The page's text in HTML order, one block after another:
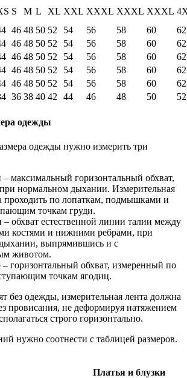
S M L XL XXL XXXL XXXL XXXL
46 48 50 52 54 56 58 60
62
46 48 50 52 54 56 58 60
62
46 48 50 52 54 56 58 60
62
46 48 50 52 54 56 58 60
62
46 48 50 52 54 56 58 60
62
36 38 40 42 44 46 48 50 52
одежды
одежды нужно измерить три
– максимальный горизонтальный обхват,
нормальном дыхании. Измерительная
проходить по лопаткам, подмышками и
точкам груди.
– обхват естественной линии талии между
костями и нижними ребрами, при
выпрямившись и с
животом.
– горизонтальный обхват, измеренный по
точкам ягодиц.
без одежды, измерительная лента должна
провисания, не деформируя натяжением
строго горизонтально.
нужно соотнести с таблицей размеров.
Платья и блузки